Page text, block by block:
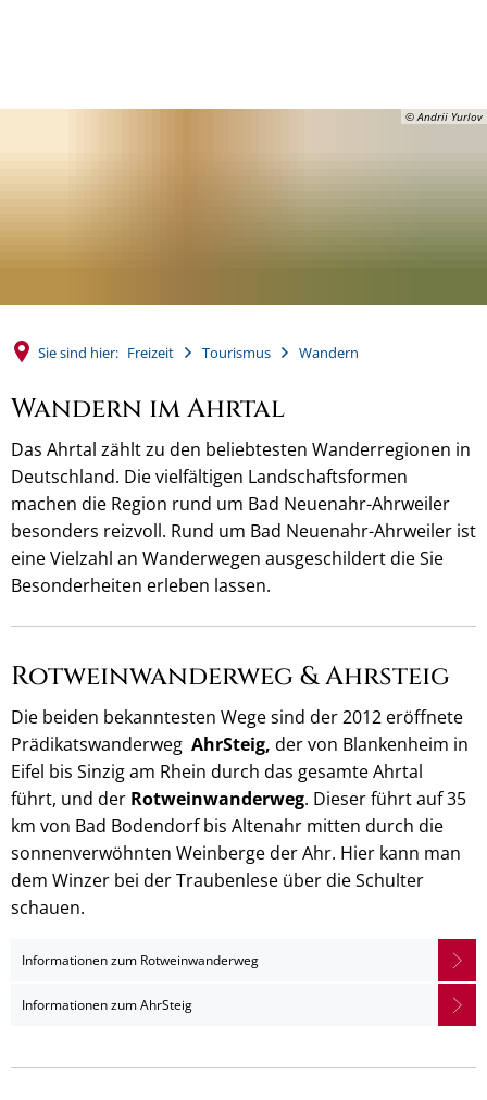
© Andrii Yurlov
Sie sind hier: Freizeit Tourismus Wandern
Wandern im Ahrtal
Das Ahrtal zählt zu den beliebtesten Wanderregionen in
Deutschland. Die vielfältigen Landschaftsformen
machen die Region rund um Bad Neuenahr-Ahrweiler
besonders reizvoll. Rund um Bad Neuenahr-Ahrweiler ist
eine Vielzahl an Wanderwegen ausgeschildert die Sie
Besonderheiten erleben lassen.
Rotweinwanderweg & Ahrsteig
Die beiden bekanntesten Wege sind der 2012 eröffnete
Prädikatswanderweg AhrSteig, der von Blankenheim in
Eifel bis Sinzig am Rhein durch das gesamte Ahrtal
führt, und der Rotweinwanderweg. Dieser führt auf 35
km von Bad Bodendorf bis Altenahr mitten durch die
sonnenverwöhnten Weinberge der Ahr. Hier kann man
dem Winzer bei der Traubenlese über die Schulter
schauen.
Informationen zum Rotweinwanderweg
Informationen zum AhrSteig